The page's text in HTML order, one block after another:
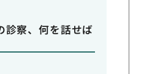
診察、何を話せば